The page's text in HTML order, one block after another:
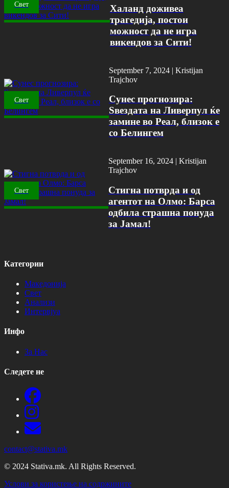
Свет
Халанд доживеа
трагедија, постои
можност да не игра
викендов за Сити!
Свет
September 7, 2024 | Kristijan
Trajchov
Сунес прогнозира:
Ѕвездата на Ливерпул ќе
замине во Реал, близок е
со Белингем
Свет
September 16, 2024 | Kristijan
Trajchov
Стигна потврда и од
агентот на Олмо: Барса
одбила страшна понуда
за Јамал!
Категории
Македонија
Свет
Анализи
Интервјуа
Инфо
За Нас
Следете не
contact@stativa.mk
© 2024 Stativa.mk. All Rights Reserved.
Услови за користење на содржините